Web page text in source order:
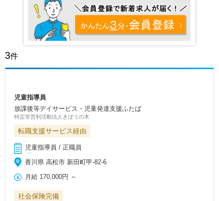
3件
児童指導員
放課後等デイサービス・児童発達支援ふたば
特定非営利活動法人きぼうの木
転職支援サービス経由
児童指導員 / 正職員
香川県 高松市 新田町甲-82-6
月給 170,000円 ～
社会保険完備